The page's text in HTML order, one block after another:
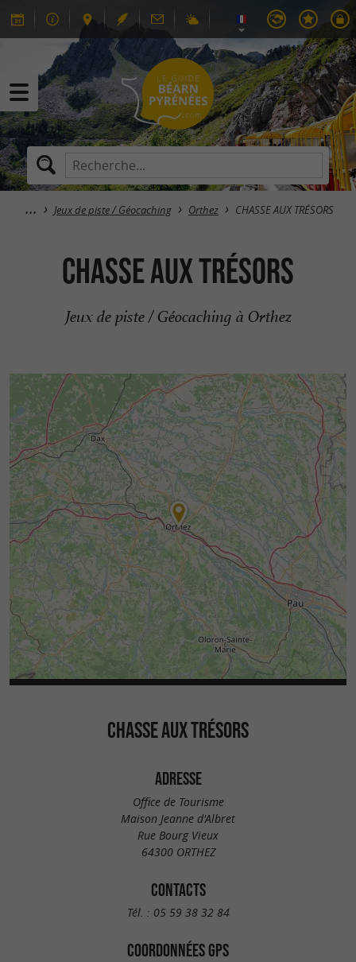
Jeux de piste / Géocaching Orthez CHASSE AUX TRÉSORS
CHASSE AUX TRÉSORS
Jeux de piste / Géocaching à Orthez
CHASSE AUX TRÉSORS
ADRESSE
Office de Tourisme
Maison Jeanne d'Albret
Rue Bourg Vieux
64300 ORTHEZ
CONTACTS
Tél. : 05 59 38 32 84
COORDONNÉES GPS